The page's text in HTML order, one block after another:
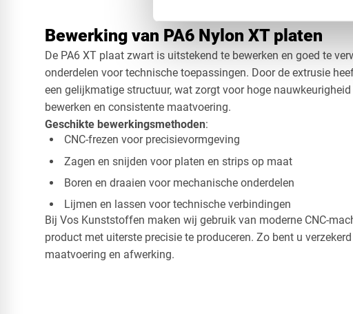
Bewerking van PA6 Nylon XT platen
De PA6 XT plaat zwart is uitstekend te bewerken en goed te
onderdelen voor technische toepassingen. Door de extrusie
een gelijkmatige structuur, wat zorgt voor hoge
bewerken en consistente maatvoering.
Geschikte bewerkingsmethoden:
CNC-frezen voor precisievormgeving
Zagen en snijden voor platen en strips op maat
Boren en draaien voor mechanische onderdelen
Lijmen en lassen voor technische verbindingen
Bij Vos Kunststoffen maken wij gebruik van moderne CNC-
product met uiterste precisie te produceren. Zo bent u
maatvoering en afwerking.